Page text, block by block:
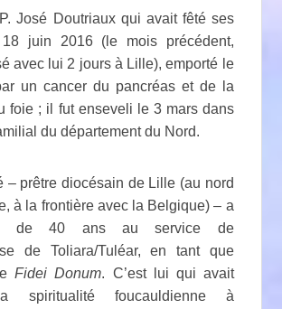
José Doutriaux qui avait fêté ses
juin 2016 (le mois précédent,
avec lui 2 jours à Lille), emporté le
un cancer du pancréas et de la
foie ; il fut enseveli le 3 mars dans
du département du Nord.
– prêtre diocésain de Lille (au nord
à la frontière avec la Belgique) – a
de 40 ans au service de
de Toliara/Tuléar, en tant que
Fidei Donum. C’est lui qui avait
spiritualité foucauldienne à